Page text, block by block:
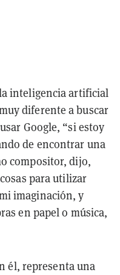
inteligencia artificial
diferente a buscar
Google, “si estoy
de encontrar una
compositor, dijo,
para utilizar
imaginación, y
en papel o música,
él, representa una